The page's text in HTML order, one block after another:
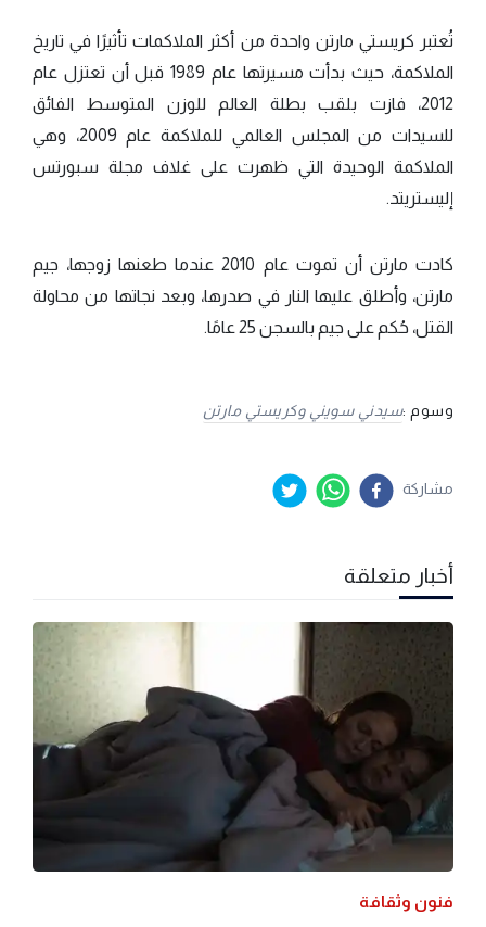
تُعتبر كريستي مارتن واحدة من أكثر الملاكمات تأثيرًا في تاريخ
الملاكمة، حيث بدأت مسيرتها عام 1989 قبل أن تعتزل عام
2012، فازت بلقب بطلة العالم للوزن المتوسط ​​الفائق
للسيدات من المجلس العالمي للملاكمة عام 2009، وهي
الملاكمة الوحيدة التي ظهرت على غلاف مجلة سبورتس
إليستريتد.
كادت مارتن أن تموت عام 2010 عندما طعنها زوجها، جيم
مارتن، وأطلق عليها النار في صدرها، وبعد نجاتها من محاولة
القتل، حُكم على جيم بالسجن 25 عامًا.
وسوم :سيدني سويني وكريستي مارتن
مشاركة
أخبار متعلقة
فنون وثقافة